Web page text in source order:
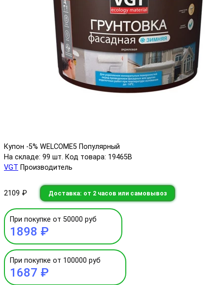
Купон -5% WELCOME5 Популярный
На складе: 99 шт. Код товара: 19465В
VGT Производитель
2109 ₽ Доставка: от 2 часов или самовывоз
При покупке от 50000 руб
1898 ₽
При покупке от 100000 руб
1687 ₽